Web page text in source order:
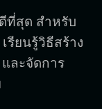
ที่สุด สำหรับ
รียนรู้วิธีสร้าง
ละจัดการ